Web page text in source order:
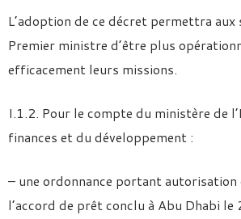
L’adoption de ce décret permettra aux
Premier ministre d’être plus
efficacement leurs missions.
I.1.2. Pour le compte du ministère de
finances et du développement :
– une ordonnance portant
l’accord de prêt conclu à Abu Dhabi